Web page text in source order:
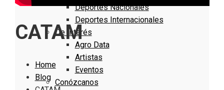
Deportes Nacionales
Deportes Internacionales
De Interés
Agro Data
Artistas
Eventos
Conózcanos
CATAM
Home
Blog